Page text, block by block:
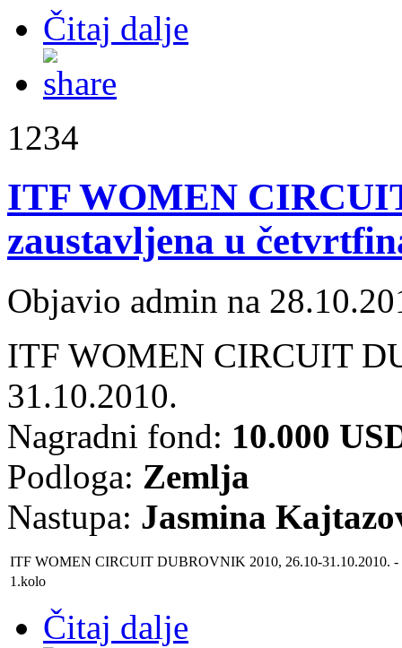
Čitaj dalje
1234
ITF WOMEN
zaustavljena u
Objavio admin na
ITF WOMEN CIRCUIT
31.10.2010.
Nagradni fond: 10.000
Podloga: Zemlja
Nastupa: Jasmina
ITF WOMEN CIRCUIT DUBROVNIK 2010, 26.10-31.10.2010. -
1.kolo
Čitaj dalje